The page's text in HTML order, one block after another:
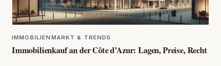
IMMOBILIENMARKT & TRENDS
Immobilienkauf an der Côte d’Azur: Lagen, Preise, Recht